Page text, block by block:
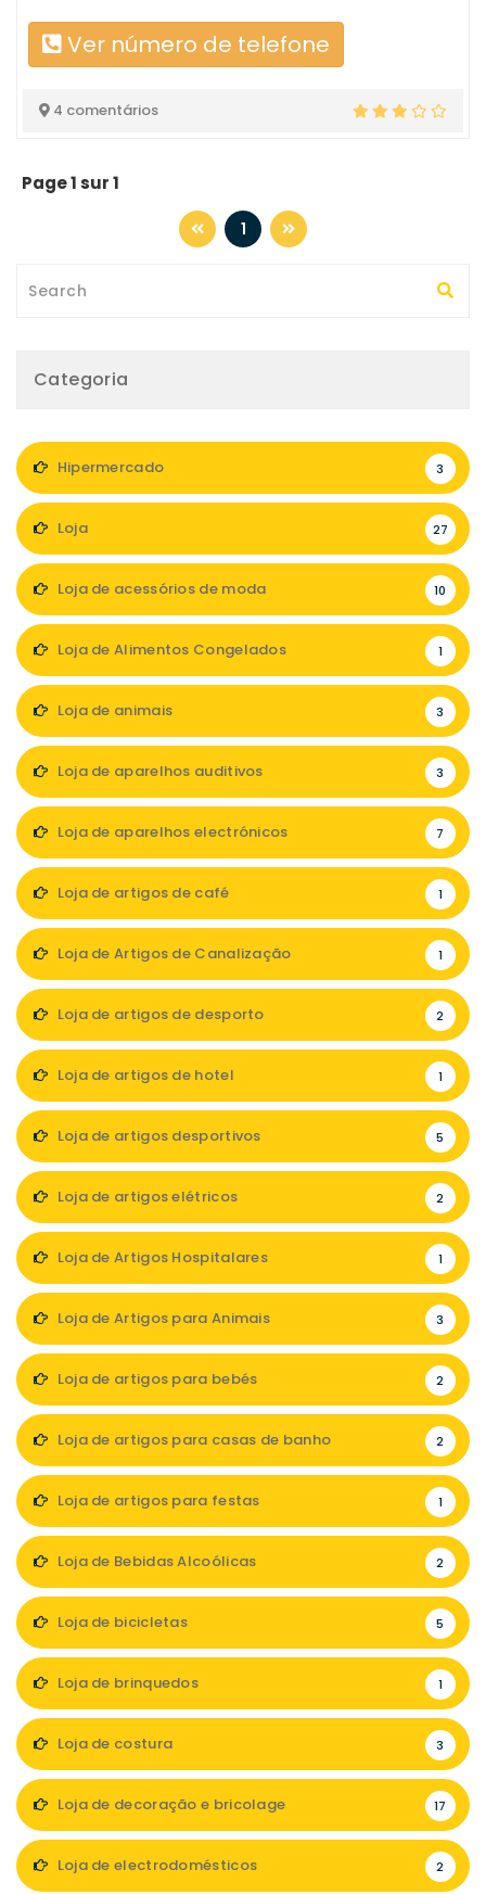
Ver número de telefone
4 comentários
Page 1 sur 1
1
Categoria
Hipermercado 3
Loja 27
Loja de acessórios de moda 10
Loja de Alimentos Congelados 1
Loja de animais 3
Loja de aparelhos auditivos 3
Loja de aparelhos electrónicos 7
Loja de artigos de café 1
Loja de Artigos de Canalização 1
Loja de artigos de desporto 2
Loja de artigos de hotel 1
Loja de artigos desportivos 5
Loja de artigos elétricos 2
Loja de Artigos Hospitalares 1
Loja de Artigos para Animais 3
Loja de artigos para bebés 2
Loja de artigos para casas de banho 2
Loja de artigos para festas 1
Loja de Bebidas Alcoólicas 2
Loja de bicicletas 5
Loja de brinquedos 1
Loja de costura 3
Loja de decoração e bricolage 17
Loja de electrodomésticos 2